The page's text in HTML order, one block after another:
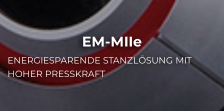
EM-MIIe
ENERGIESPARENDE STANZLÖSUNG MIT
HOHER PRESSKRAFT